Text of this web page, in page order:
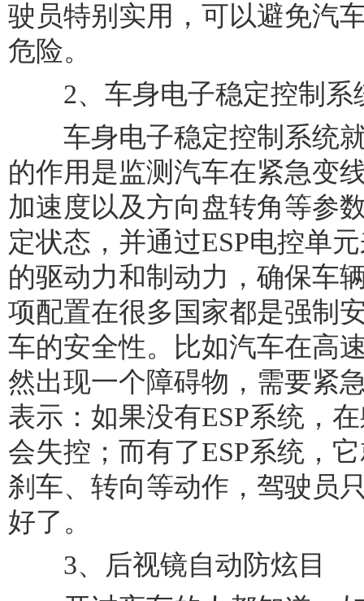
驶员特别实用，可以避免汽
危险。
2、车身电子稳定控制系
车身电子稳定控制系统就
的作用是监测汽车在紧急变
加速度以及方向盘转角等参
定状态，并通过ESP电控单
的驱动力和制动力，确保车
项配置在很多国家都是强制
车的安全性。比如汽车在高
然出现一个障碍物，需要紧
表示：如果没有ESP系统，
会失控；而有了ESP系统，
刹车、转向等动作，驾驶员
好了。
3、后视镜自动防炫目